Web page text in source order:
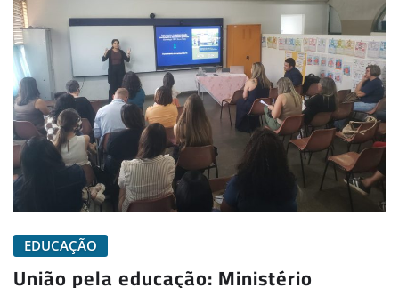
EDUCAÇÃO
União pela educação: Ministério